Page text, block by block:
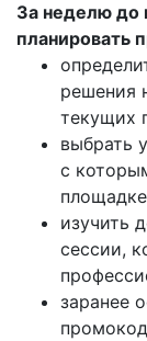
За неделю до
планировать
решения
текущих
выбрать
с
изучить
сессии,
заранее